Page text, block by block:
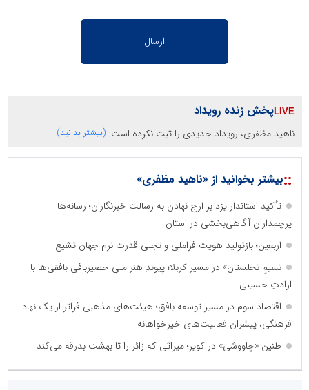
پخش زنده رویداد
ناهید مظفری، رویداد جدیدی را ثبت نکرده است. (بیشتر بدانید)
::بیشتر بخوانید از «ناهید مظفری»
تأکید استاندار یزد بر ارج نهادن به رسالت خبرنگاران؛ رسانه‌ها
پرچمداران آگاهی‌بخشی در استان
اربعین؛ بازتولید هویت فراملی و تجلی قدرت نرم جهان تشیع
نسیمِ نخلستان» در مسیرِ کربلا؛ پیوندِ هنرِ ملیِ حصیربافی بافقی‌ها با
ارادتِ حسینی
اقتصاد سوم در مسیر توسعه بافق؛ هیئت‌های مذهبی فراتر از یک نهاد
فرهنگی، پیشران فعالیت‌های خیرخواهانه
طنین «چاووشی» در کویر؛ میراثی که زائر را تا بهشت بدرقه می‌کند